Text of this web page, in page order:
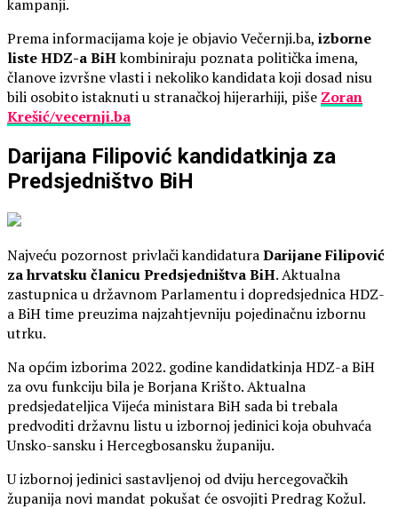
kampanji.
Prema informacijama koje je objavio Večernji.ba, izborne
liste HDZ-a BiHkombiniraju poznata politička imena,
članove izvršne vlasti i nekoliko kandidata koji dosad nisu
bili osobito istaknuti u stranačkoj hijerarhiji, piše Zoran
Krešić/vecernji.ba
Darijana Filipović kandidatkinja za
Predsjedništvo BiH
Najveću pozornost privlači kandidaturaDarijane Filipović
za hrvatsku članicu Predsjedništva BiH. Aktualna
zastupnica u državnom Parlamentu i dopredsjednica HDZ-
a BiH time preuzima najzahtjevniju pojedinačnu izbornu
utrku.
Na općim izborima 2022. godine kandidatkinja HDZ-a BiH
za ovu funkciju bila je Borjana Krišto. Aktualna
predsjedateljica Vijeća ministara BiH sada bi trebala
predvoditi državnu listu u izbornoj jedinici koja obuhvaća
Unsko-sansku i Hercegbosansku županiju.
U izbornoj jedinici sastavljenoj od dviju hercegovačkih
županija novi mandat pokušat će osvojiti Predrag Kožul.